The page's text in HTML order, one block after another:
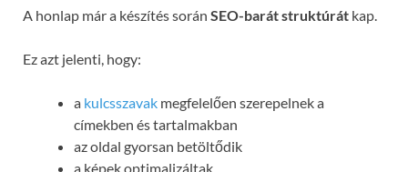
A honlap már a készítés során SEO-barát struktúrát kap.
Ez azt jelenti, hogy:
a kulcsszavak megfelelően szerepelnek a
címekben és tartalmakban
az oldal gyorsan betöltődik
a képek optimalizáltak